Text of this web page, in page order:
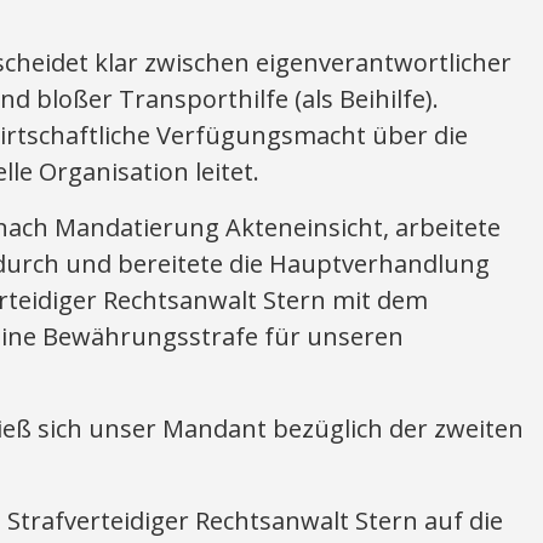
klar zwischen eigenverantwortlicher
bloßer Transporthilfe (als Beihilfe).
Verfügungsmacht über die
Organisation leitet.
Mandatierung Akteneinsicht, arbeitete
und bereitete die Hauptverhandlung
Rechtsanwalt Stern mit dem
Bewährungsstrafe für unseren
sich unser Mandant bezüglich der zweiten
Rechtsanwalt Stern auf die